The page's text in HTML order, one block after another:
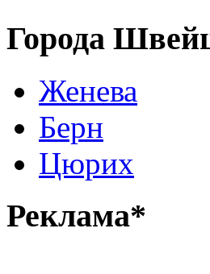
Города
Женева
Берн
Цюрих
Реклама*